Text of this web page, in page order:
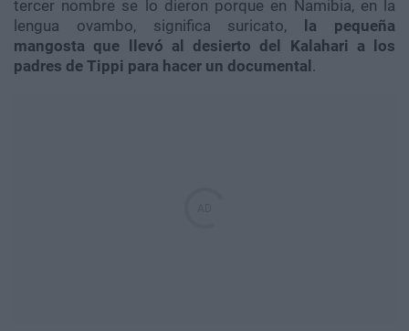
tercer nombre se lo dieron porque en Namibia, en la
lengua ovambo, significa suricato, la pequeña
mangosta que llevó al desierto del Kalahari a los
padres de Tippi para hacer un documental .